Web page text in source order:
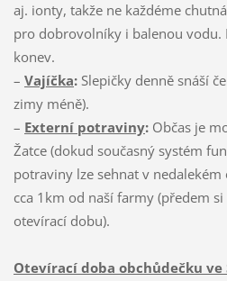
aj. ionty, takže ne každéme
pro dobrovolníky i balenou
konev.
– Vajíčka:Slepičky denně snáší
zimy méně).
– Externí potraviny:Občas je
Žatce (dokud současný systém
potraviny lze sehnat v
cca 1km od naší farmy (předem
otevírací dobu).
Otevírací doba obchůdečku